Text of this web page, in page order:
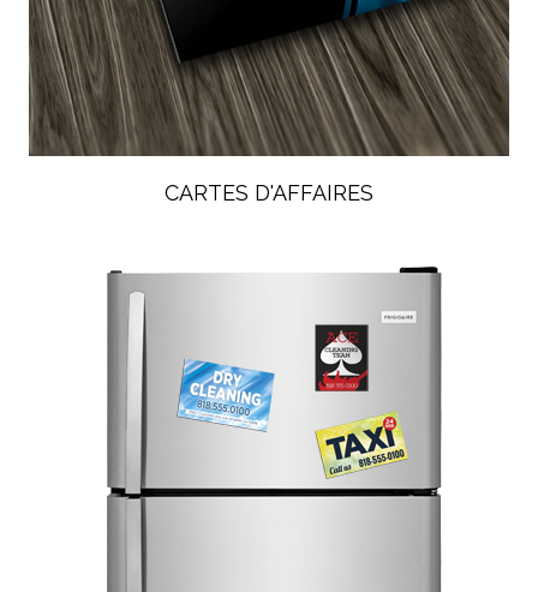
CARTES D'AFFAIRES